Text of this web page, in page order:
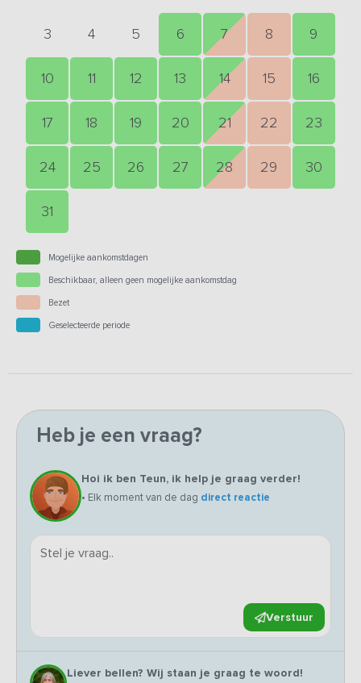
3 4 5 6 7 8 9
10 11 12 13 14 15 16
17 18 19 20 21 22 23
24 25 26 27 28 29 30
31
Mogelijke aankomstdagen
Beschikbaar, alleen geen mogelijke aankomstdag
Bezet
Geselecteerde periode
Heb je een vraag?
Hoi ik ben Teun, ik help je graag verder!
• Elk moment van de dag direct reactie
Verstuur
Liever bellen? Wij staan je graag te woord!